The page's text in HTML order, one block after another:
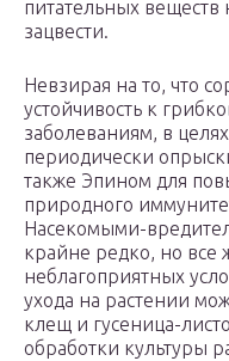
питательных веществ
зацвести.
Невзирая на то, что
устойчивость к
заболеваниям, в
периодически
также Эпином для
природного
Насекомыми-
крайне редко, но все
неблагоприятных
ухода на растении
клещ и гусеница-
обработки культуры